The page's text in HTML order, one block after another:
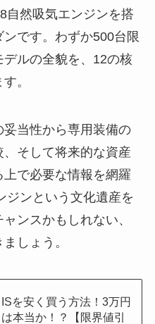
自然吸気エンジンを搭
です。わずか500台限
ルの全貌を、12の核
。
当性から専用装備の
そして将来的な資産
で必要な情報を網羅
ジンという文化遺産を
ンスかもしれない、
しょう。
を安く買う方法！3万円
本当か！？【限界値引